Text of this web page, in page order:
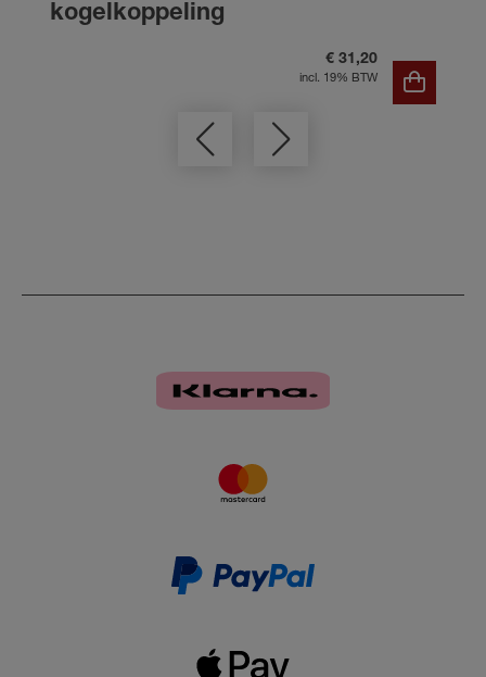
kogelkoppeling
€ 31,20
incl. 19% BTW